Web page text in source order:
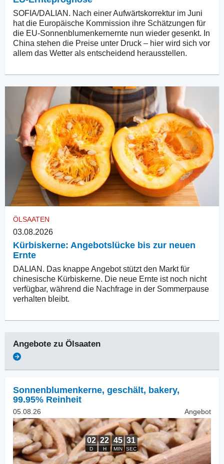
SOFIA/DALIAN. Nach einer Aufwärtskorrektur im Juni
hat die Europäische Kommission ihre Schätzungen für
die EU-Sonnenblumenkernernte nun wieder gesenkt. In
China stehen die Preise unter Druck – hier wird sich vor
allem das Wetter als entscheidend herausstellen.
ÖLSAATEN
03.08.2026
Kürbiskerne: Angebotslücke bis zur neuen
Ernte
DALIAN. Das knappe Angebot stützt den Markt für
chinesische Kürbiskerne. Die neue Ernte ist noch nicht
verfügbar, während die Nachfrage in der Sommerpause
verhalten bleibt.
Angebote zu Ölsaaten
Sonnenblumenkerne, geschält, bakery,
99.95% Reinheit
05.08.26 Angebot